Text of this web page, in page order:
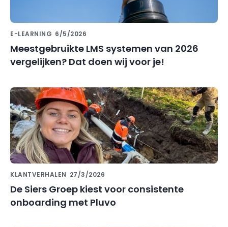
E-LEARNING 6/5/2026
Meestgebruikte LMS systemen van 2026
vergelijken? Dat doen wij voor je!
KLANTVERHALEN 27/3/2026
De Siers Groep kiest voor consistente
onboarding met Pluvo